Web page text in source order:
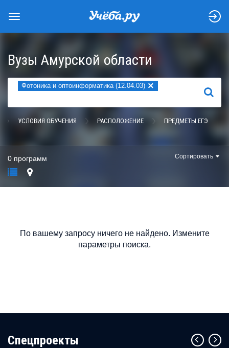
Вузы Амурской области
Фотоника и оптоинформатика (12.04.03) ×
НАЙТИ
УСЛОВИЯ ОБУЧЕНИЯ РАСПОЛОЖЕНИЕ ПРЕДМЕТЫ ЕГЭ
0 программ Сортировать
По вашему запросу ничего не найдено. Измените
параметры поиска.
Cпецпроекты